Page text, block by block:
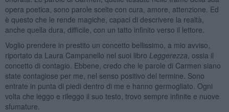
opera poetica, sono parole scelte con cura, amore, attenzione. Ed
è questo che le rende magiche, capaci di descrivere la realtà,
anche quella dura, difficile, con un tatto infinito verso il lettore.
Voglio prendere in prestito un concetto bellissimo, a mio avviso,
riportato da Laura Campanello nel suoi libro Leggerezza , ossia il
concetto di contagio. Ebbene, credo che le parole di Carmen siano
state contagiose per me, nel senso positivo del termine. Sono
entrate in punta di piedi dentro di me e hanno germogliato. Ogni
volta che leggo e rileggo il suo testo, trovo sempre infinite e nuove
sfumature.